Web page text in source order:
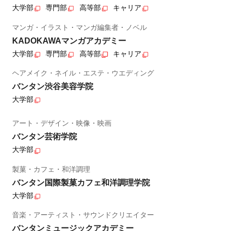
大学部 専門部 高等部 キャリア
マンガ・イラスト・マンガ編集者・ノベル
KADOKAWAマンガアカデミー
大学部 専門部 高等部 キャリア
ヘアメイク・ネイル・エステ・ウエディング
バンタン渋谷美容学院
大学部
アート・デザイン・映像・映画
バンタン芸術学院
大学部
製菓・カフェ・和洋調理
バンタン国際製菓カフェ和洋調理学院
大学部
音楽・アーティスト・サウンドクリエイター
バンタンミュージックアカデミー